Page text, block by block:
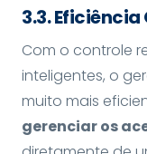
3.3.
Com o controle
inteligentes, o
muito mais
gerenciar os